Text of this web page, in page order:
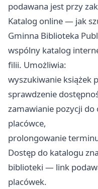
podawana jest przy
Katalog online — jak
Gminna Biblioteka
wspólny katalog
filii. Umożliwia:
wyszukiwanie książek
sprawdzenie
zamawianie pozycji
placówce,
prolongowanie
Dostęp do katalogu
biblioteki — link
placówek.